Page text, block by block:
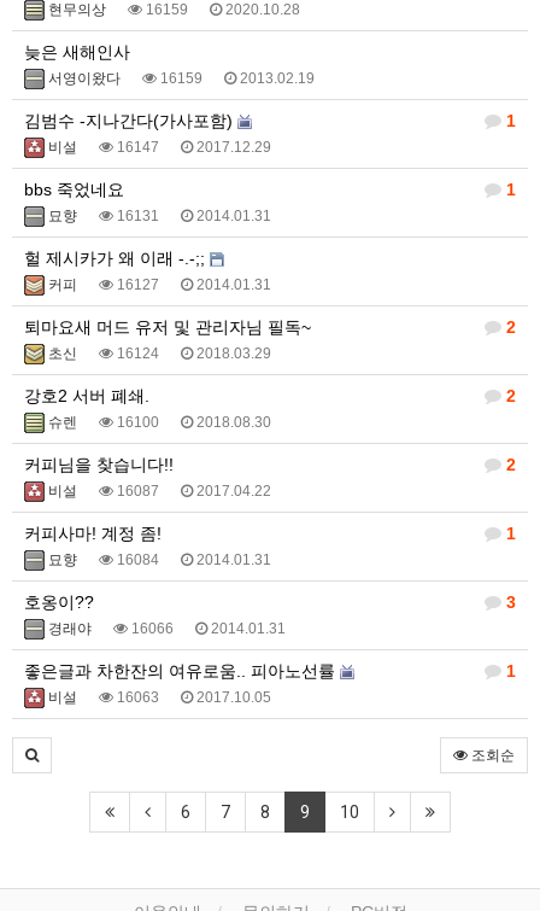
현무의상 16159 2020.10.28
늦은 새해인사
서영이왔다 16159 2013.02.19
1
김범수 -지나간다(가사포함)
비설 16147 2017.12.29
1
bbs 죽었네요
묘향 16131 2014.01.31
헐 제시카가 왜 이래 -.-;;
커피 16127 2014.01.31
2
퇴마요새 머드 유저 및 관리자님 필독~
초신 16124 2018.03.29
2
강호2 서버 폐쇄.
슈렌 16100 2018.08.30
2
커피님을 찾습니다!!
비설 16087 2017.04.22
1
커피사마! 계정 좀!
묘향 16084 2014.01.31
3
호옹이??
경래야 16066 2014.01.31
1
좋은글과 차한잔의 여유로움.. 피아노선률
비설 16063 2017.10.05
조회순
6 7 8 9 10